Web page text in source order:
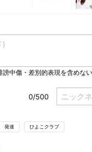
発達 ひよこクラブ